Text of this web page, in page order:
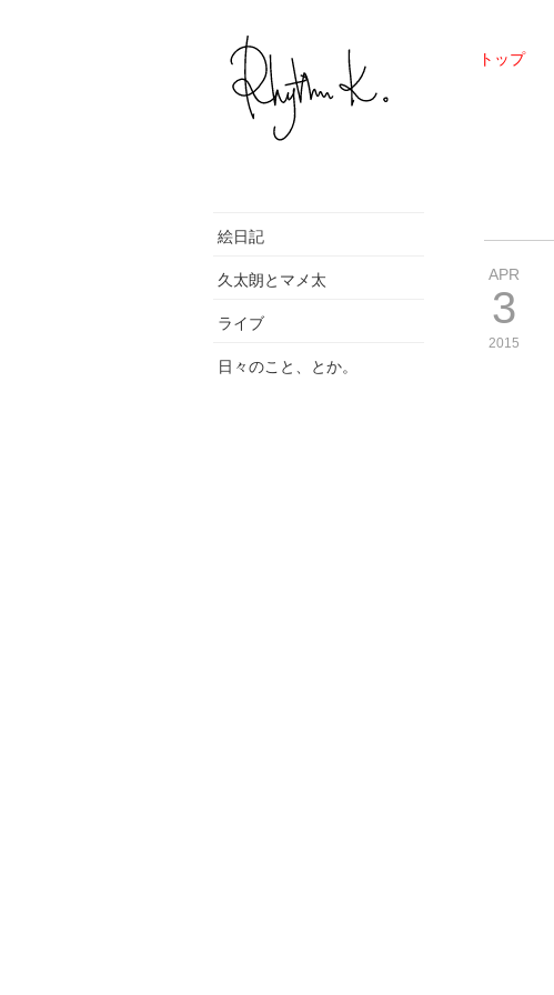
トップ
絵日記
久太朗とマメ太
ライブ
日々のこと、とか。
APR
3
2015